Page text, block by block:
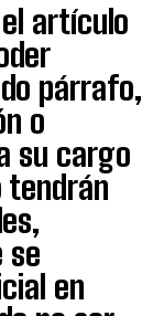
artículo
párrafo,
o
su cargo
tendrán
se
en